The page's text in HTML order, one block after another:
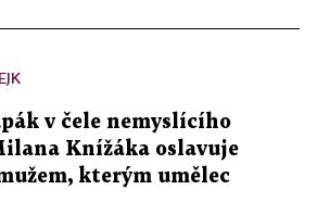
v čele nemyslícího
Knížáka oslavuje
kterým umělec